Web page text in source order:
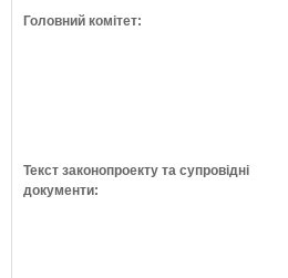
Головний комітет:
Текст законопроекту та супровідні
документи: